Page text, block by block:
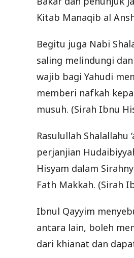
Kitab Manaqib al
Begitu juga Nabi
saling melindungi
wajib bagi Yahudi
memberi nafkah
musuh. (Sirah Ibnu
Rasulullah Shalallahu
perjanjian
Hisyam dalam
Fath Makkah. (Sirah
Ibnul Qayyim
antara lain, boleh
dari khianat dan